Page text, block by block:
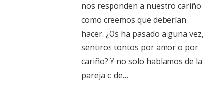
nos responden a nuestro cariño
como creemos que deberían
hacer. ¿Os ha pasado alguna vez,
sentiros tontos por amor o por
cariño? Y no solo hablamos de la
pareja o de…